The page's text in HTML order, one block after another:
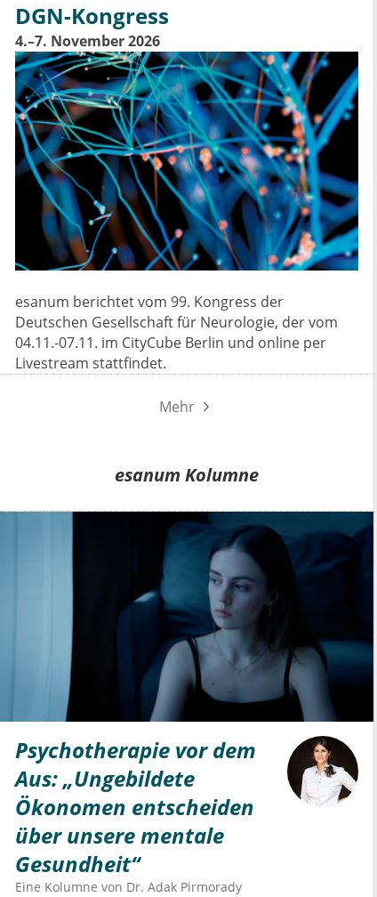
DGN-Kongress
4.–7. November 2026
esanum berichtet vom 99. Kongress der
Deutschen Gesellschaft für Neurologie, der vom
04.11.-07.11. im CityCube Berlin und online per
Livestream stattfindet.
Mehr
esanum Kolumne
Psychotherapie vor dem
Aus: „Ungebildete
Ökonomen entscheiden
über unsere mentale
Gesundheit“
Eine Kolumne von Dr. Adak Pirmorady